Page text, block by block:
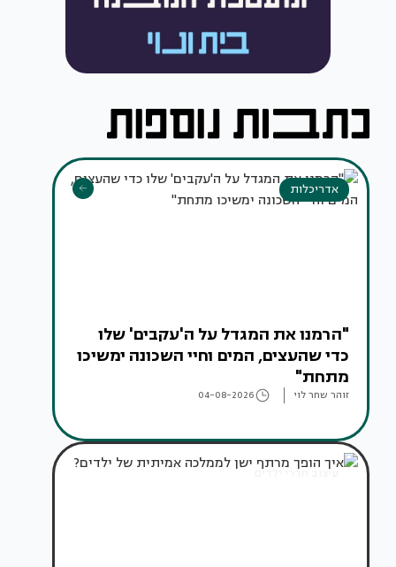
אדריכלות
"הרמנו את המגדל על ה'עקבים' שלו
כדי שהעצים, המים וחיי השכונה ימשיכו
מתחת"
זוהר שחר לוי 04-08-2026
עיצוב חדרי ילדים